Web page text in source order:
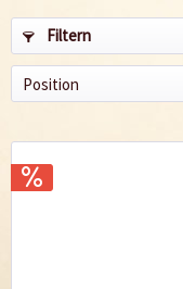
Filtern